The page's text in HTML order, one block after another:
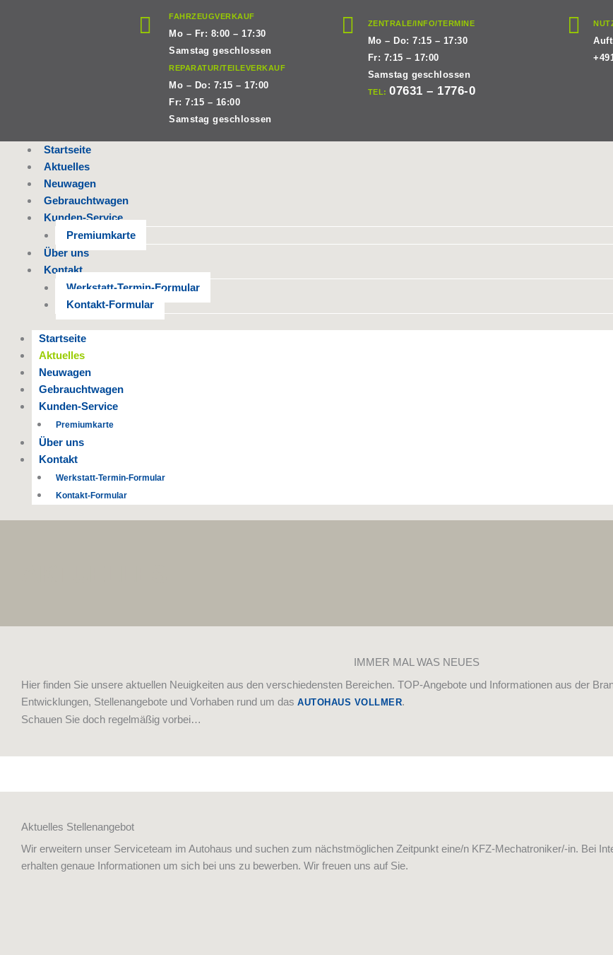
FAHRZEUGVERKAUF
Mo – Fr: 8:00 – 17:30
Samstag geschlossen
REPARATUR/TEILEVERKAUF
Mo – Do: 7:15 – 17:00
Fr: 7:15 – 16:00
Samstag geschlossen
ZENTRALE/INFO/TERMINE
Mo – Do: 7:15 – 17:30
Fr: 7:15 – 17:00
Samstag geschlossen
TEL:07631 – 1776-0
Startseite
Aktuelles
Neuwagen
Gebrauchtwagen
Kunden-Service
Premiumkarte
Über uns
Kontakt
Werkstatt-Termin-Formular
Kontakt-Formular
Startseite
Aktuelles
Neuwagen
Gebrauchtwagen
Kunden-Service
Premiumkarte
Über uns
Kontakt
Werkstatt-Termin-Formular
Kontakt-Formular
IMMER MAL WAS NEUES
Hier finden Sie unsere aktuellen Neuigkeiten aus den verschiedensten Bereichen. TOP-Angebote und Informationen aus der
Entwicklungen, Stellenangebote und Vorhaben rund um das AUTOHAUS VOLLMER.
Schauen Sie doch regelmäßig vorbei…
Aktuelles Stellenangebot
Wir erweitern unser Serviceteam im Autohaus und suchen zum nächstmöglichen Zeitpunkt eine/n KFZ-Mechatroniker/-in. Bei
erhalten genaue Informationen um sich bei uns zu bewerben. Wir freuen uns auf Sie.